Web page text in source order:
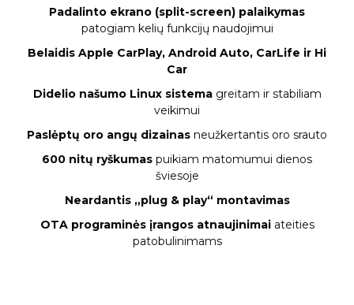
Padalinto ekrano (split-screen) palaikymas
patogiam kelių funkcijų naudojimui
Belaidis Apple CarPlay, Android Auto, CarLife ir Hi
Car
Didelio našumo Linux sistemagreitam ir stabiliam
veikimui
Paslėptų oro angų dizainas neužkertantis oro srauto
600 nitų ryškumas puikiam matomumui dienos
šviesoje
Neardantis „plug & play“ montavimas
OTA programinės įrangos atnaujinimaiateities
patobulinimams